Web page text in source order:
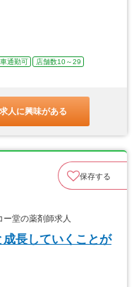
車通勤可
店舗数10～29
人に興味がある
保存する
堂の薬剤師求人
成長していくことが